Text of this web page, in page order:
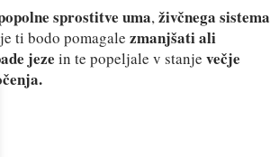
sprostitve uma,živčnega sistema
ti bodo pomagale zmanjšati ali
jeze in te popeljale v stanje večje